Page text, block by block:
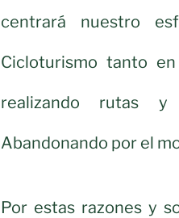
centrará nuestro
Cicloturismo tanto
realizando rutas y
Abandonando por el
Por estas razones y